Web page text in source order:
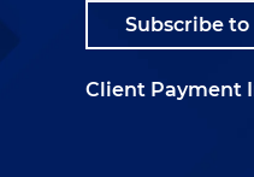
Subscribe
Client Payment